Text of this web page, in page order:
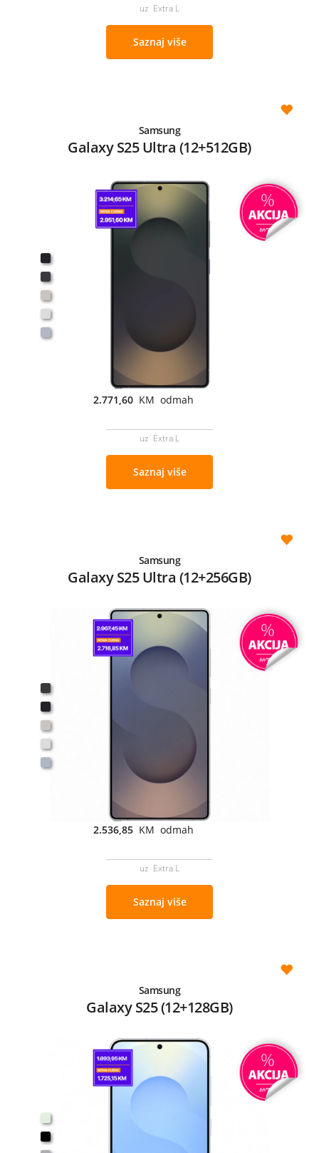
uz Extra L
Saznaj više
Samsung
Galaxy S25 Ultra (12+512GB)
2.771,60 KM odmah
uz Extra L
Saznaj više
Samsung
Galaxy S25 Ultra (12+256GB)
2.536,85 KM odmah
uz Extra L
Saznaj više
Samsung
Galaxy S25 (12+128GB)